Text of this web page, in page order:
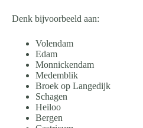
Denk bijvoorbeeld aan:
Volendam
Edam
Monnickendam
Medemblik
Broek op Langedijk
Schagen
Heiloo
Bergen